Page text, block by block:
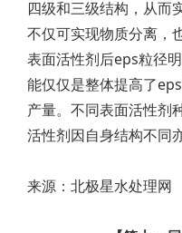
四级和三级结构，从而
不仅可实现物质分离，
表面活性剂后eps粒径
能仅仅是整体提高了
产量。不同表面活性剂
活性剂因自身结构不同
来源：北极星水处理网